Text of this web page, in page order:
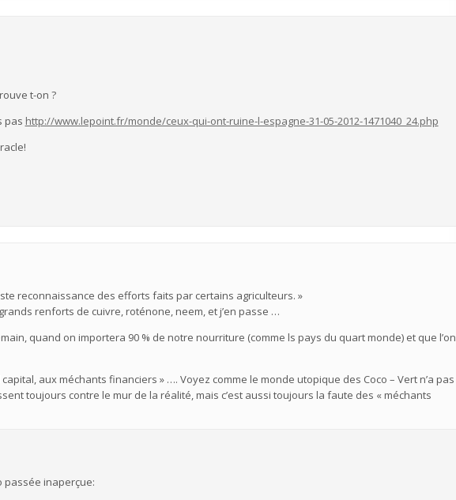
t-on ?
pas http://www.lepoint.fr/monde/ceux-qui-ont-ruine-l-espagne-31-05-2012-1471040_24.php
reconnaissance des efforts faits par certains agriculteurs. »
renforts de cuivre, roténone, neem, et j’en passe …
quand on importera 90 % de notre nourriture (comme ls pays du quart monde) et que l’on
aux méchants financiers » …. Voyez comme le monde utopique des Coco – Vert n’a pas
toujours contre le mur de la réalité, mais c’est aussi toujours la faute des « méchants
passée inaperçue: